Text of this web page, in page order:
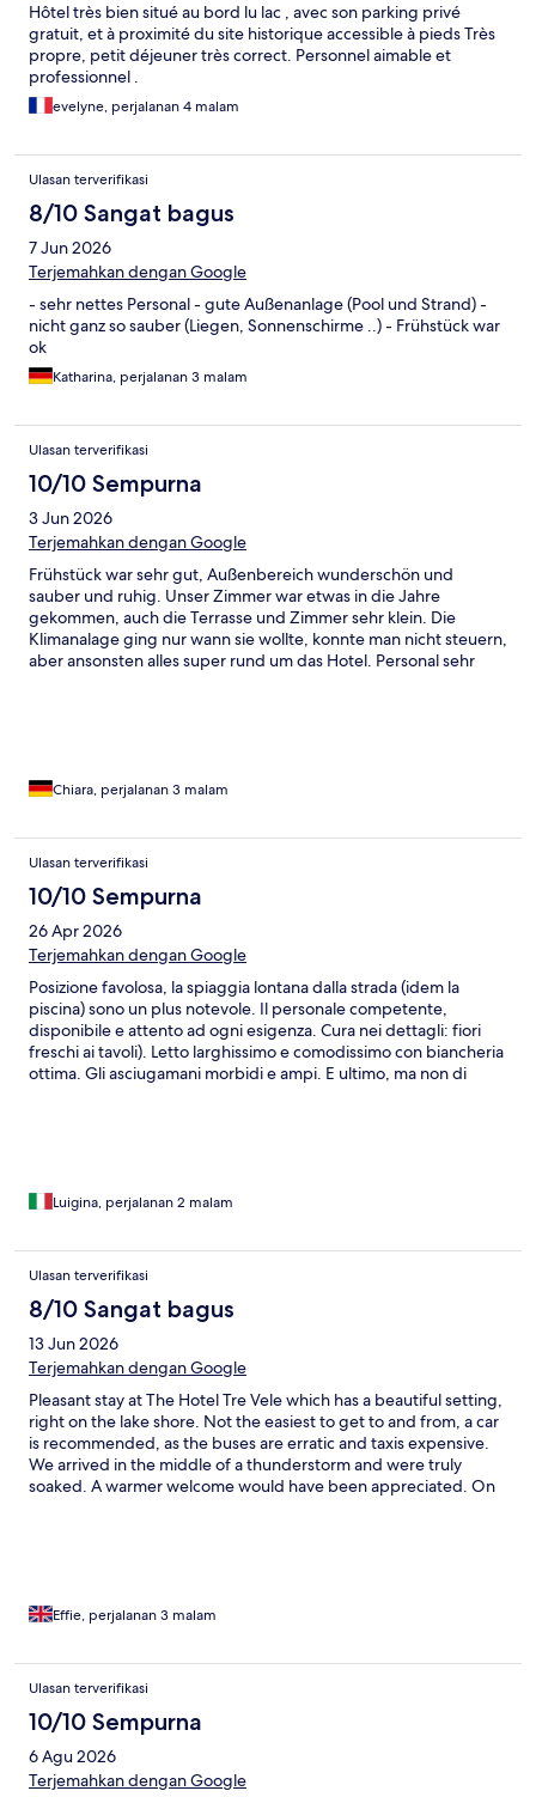
Hôtel très bien situé au bord lu lac , avec son parking privé
gratuit, et à proximité du site historique accessible à pieds Très
propre, petit déjeuner très correct. Personnel aimable et
professionnel .
evelyne, perjalanan 4 malam
Ulasan terverifikasi
8/10 Sangat bagus
7 Jun 2026
Terjemahkan dengan Google
- sehr nettes Personal - gute Außenanlage (Pool und Strand) -
nicht ganz so sauber (Liegen, Sonnenschirme ..) - Frühstück war
ok
Katharina, perjalanan 3 malam
Ulasan terverifikasi
10/10 Sempurna
3 Jun 2026
Terjemahkan dengan Google
Frühstück war sehr gut, Außenbereich wunderschön und
sauber und ruhig. Unser Zimmer war etwas in die Jahre
gekommen, auch die Terrasse und Zimmer sehr klein. Die
Klimanalage ging nur wann sie wollte, konnte man nicht steuern,
aber ansonsten alles super rund um das Hotel. Personal sehr
Chiara, perjalanan 3 malam
Ulasan terverifikasi
10/10 Sempurna
26 Apr 2026
Terjemahkan dengan Google
Posizione favolosa, la spiaggia lontana dalla strada (idem la
piscina) sono un plus notevole. Il personale competente,
disponibile e attento ad ogni esigenza. Cura nei dettagli: fiori
freschi ai tavoli). Letto larghissimo e comodissimo con biancheria
ottima. Gli asciugamani morbidi e ampi. E ultimo, ma non di
Luigina, perjalanan 2 malam
Ulasan terverifikasi
8/10 Sangat bagus
13 Jun 2026
Terjemahkan dengan Google
Pleasant stay at The Hotel Tre Vele which has a beautiful setting,
right on the lake shore. Not the easiest to get to and from, a car
is recommended, as the buses are erratic and taxis expensive.
We arrived in the middle of a thunderstorm and were truly
soaked. A warmer welcome would have been appreciated. On
bar service all day. Room 19 was spacious and had a partial lake
requested a kettle which never arrived, but was able to get hot
water from the bar).
Effie, perjalanan 3 malam
Ulasan terverifikasi
10/10 Sempurna
6 Agu 2026
Terjemahkan dengan Google